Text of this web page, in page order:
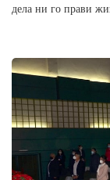
дела ни го прави